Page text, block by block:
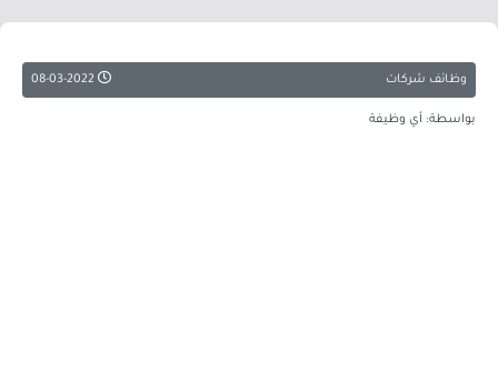
وظائف شركات
بواسطة: أي وظيفة